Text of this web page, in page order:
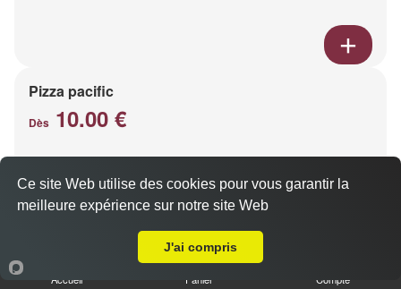
Pizza pacific
Dès 10.00 €
Base crème fraîche, fromage, saumon fumé
Accueil Panier Compte
Ce site Web utilise des cookies pour vous garantir la
meilleure expérience sur notre site Web
J'ai compris